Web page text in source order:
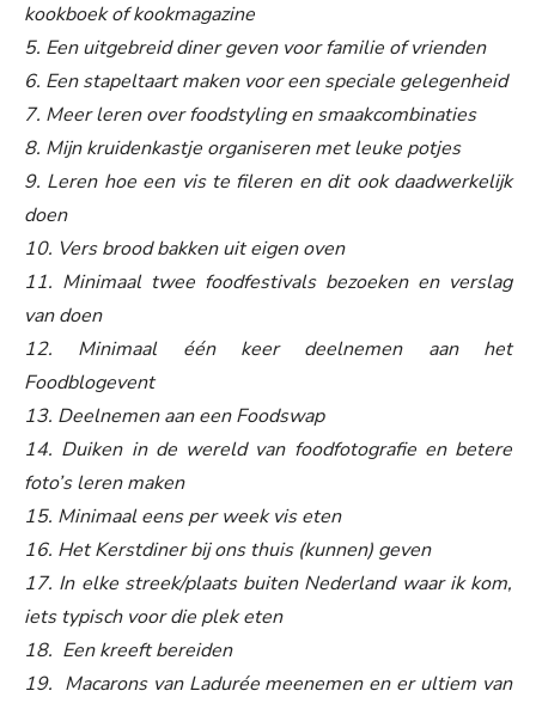
kookboek of kookmagazine
5. Een uitgebreid diner geven voor familie of vrienden
6. Een stapeltaart maken voor een speciale gelegenheid
7. Meer leren over foodstyling en smaakcombinaties
8. Mijn kruidenkastje organiseren met leuke potjes
9. Leren hoe een vis te fileren en dit ook daadwerkelijk
doen
10. Vers brood bakken uit eigen oven
11. Minimaal twee foodfestivals bezoeken en verslag
van doen
12. Minimaal één keer deelnemen aan het
Foodblogevent
13. Deelnemen aan een Foodswap
14. Duiken in de wereld van foodfotografie en betere
foto’s leren maken
15. Minimaal eens per week vis eten
16. Het Kerstdiner bij ons thuis (kunnen) geven
17. In elke streek/plaats buiten Nederland waar ik kom,
iets typisch voor die plek eten
18. Een kreeft bereiden
19. Macarons van Ladurée meenemen en er ultiem van